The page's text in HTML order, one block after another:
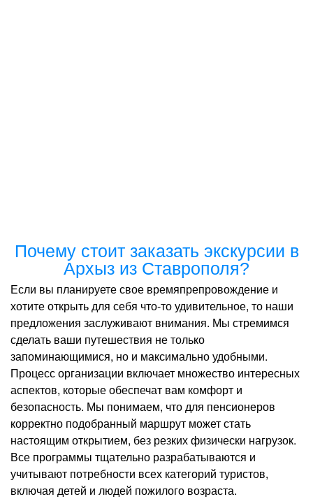
Почему стоит заказать экскурсии в
Архыз из Ставрополя?
Если вы планируете свое времяпрепровождение и
хотите открыть для себя что-то удивительное, то наши
предложения заслуживают внимания. Мы стремимся
сделать ваши путешествия не только
запоминающимися, но и максимально удобными.
Процесс организации включает множество интересных
аспектов, которые обеспечат вам комфорт и
безопасность. Мы понимаем, что для пенсионеров
корректно подобранный маршрут может стать
настоящим открытием, без резких физически нагрузок.
Все программы тщательно разрабатываются и
учитывают потребности всех категорий туристов,
включая детей и людей пожилого возраста.